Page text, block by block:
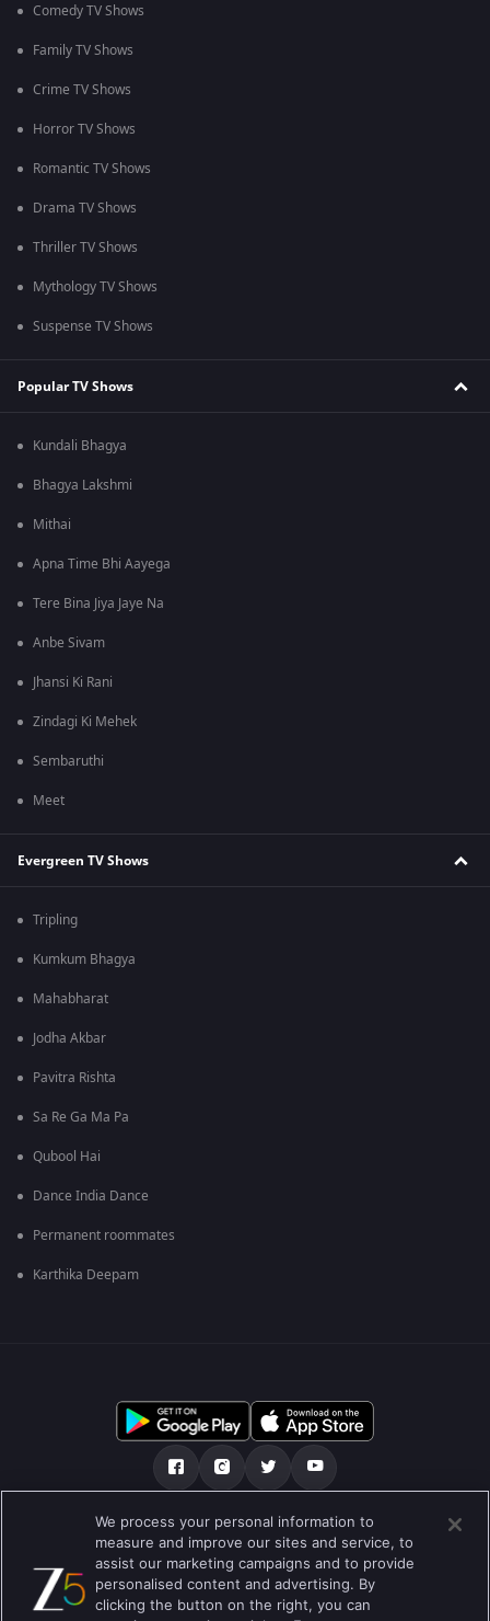
Comedy TV Shows
Family TV Shows
Crime TV Shows
Horror TV Shows
Romantic TV Shows
Drama TV Shows
Thriller TV Shows
Mythology TV Shows
Suspense TV Shows
Popular TV Shows
Kundali Bhagya
Bhagya Lakshmi
Mithai
Apna Time Bhi Aayega
Tere Bina Jiya Jaye Na
Anbe Sivam
Jhansi Ki Rani
Zindagi Ki Mehek
Sembaruthi
Meet
Evergreen TV Shows
Tripling
Kumkum Bhagya
Mahabharat
Jodha Akbar
Pavitra Rishta
Sa Re Ga Ma Pa
Qubool Hai
Dance India Dance
Permanent roommates
Karthika Deepam
คำถามที่พบบ่อย นโยบายความเป็นส่วนตัว
เงื่อนไขการใช้งาน Preferences
Do not Sell or Share my Personal Information
We process your personal information to
measure and improve our sites and service, to
assist our marketing campaigns and to provide
personalised content and advertising. By
clicking the button on the right, you can